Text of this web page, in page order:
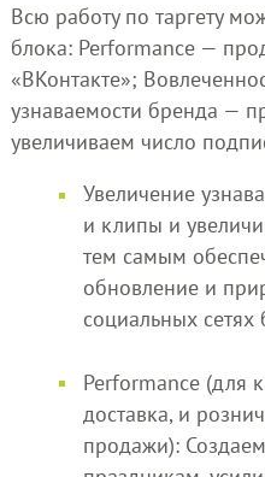
Всю работу по таргету
блока: Performance —
«ВКонтакте»;
узнаваемости бренда —
увеличиваем число
Увеличение
и клипы и
тем самым
обновление и
социальных сетях
Performance (для
доставка, и
продажи):